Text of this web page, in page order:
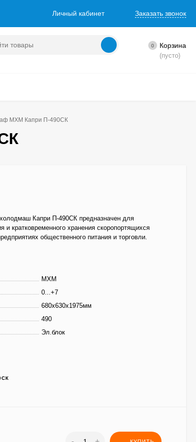
Личный кабинет Заказать звонок
0 Корзина
(пусто)
МХМ Капри П-490СК
Капри П-490СК предназначен для
и кратковременного хранения скоропортящихся
общественного питания и торговли.
МХМ
0...+7
680x630x1975мм
490
Эл.блок